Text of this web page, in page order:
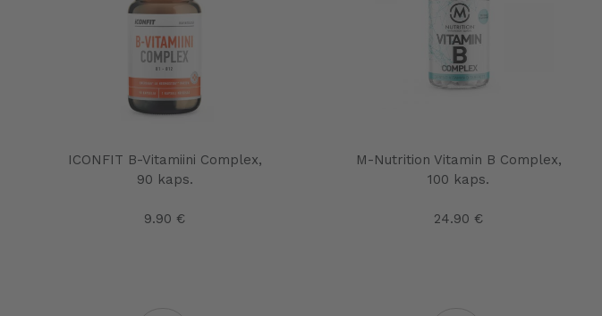
ICONFIT B-Vitamiini Complex,
90 kaps.
9.90 €
M-Nutrition Vitamin B Complex,
100 kaps.
24.90 €